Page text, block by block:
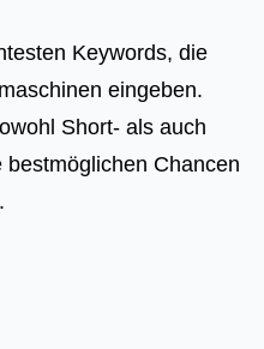
Keywords, die
eingeben.
Short- als auch
Chancen